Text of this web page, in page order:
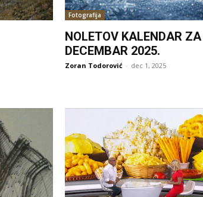
Fotografija
NOLETOV KALENDAR
DECEMBAR 2025.
Zoran Todorović - dec 1, 2025